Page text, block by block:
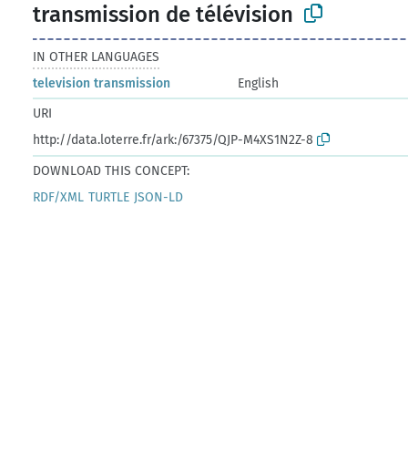
transmission de télévision
IN OTHER LANGUAGES
television transmission
English
URI
http://data.loterre.fr/ark:/67375/QJP-M4XS1N2Z-8
DOWNLOAD THIS CONCEPT:
RDF/XML TURTLE JSON-LD